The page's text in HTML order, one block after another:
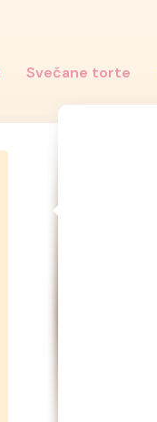
Svečane torte